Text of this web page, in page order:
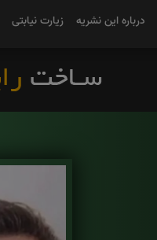
درباره این نشریه زیارت نیابتی